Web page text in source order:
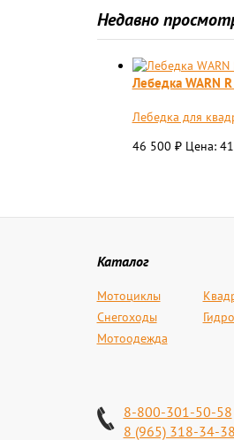
Недавно
Лебедка WARN
Лебедка для
46 500 ₽ Цена:
Каталог
Мотоциклы
Снегоходы
Мотоодежда
8-800-301-50-58
8 (965) 318-34-38